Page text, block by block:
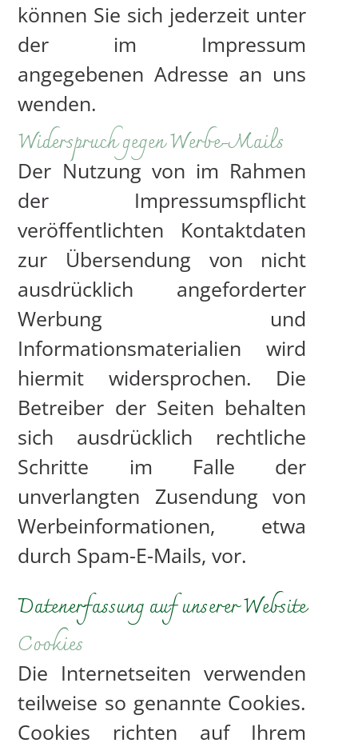
können Sie sich jederzeit unter
der im Impressum
angegebenen Adresse an uns
wenden.
Widerspruch gegen Werbe-Mails
Der Nutzung von im Rahmen
der Impressumspflicht
veröffentlichten Kontaktdaten
zur Übersendung von nicht
ausdrücklich angeforderter
Werbung und
Informationsmaterialien wird
hiermit widersprochen. Die
Betreiber der Seiten behalten
sich ausdrücklich rechtliche
Schritte im Falle der
unverlangten Zusendung von
Werbeinformationen, etwa
durch Spam-E-Mails, vor.
Datenerfassung auf unserer Website
Cookies
Die Internetseiten verwenden
teilweise so genannte Cookies.
Cookies richten auf Ihrem